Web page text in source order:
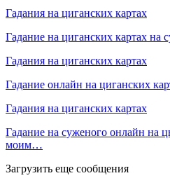
Гадания на циганских картах
Гадание на циганских картах на
Гадания на циганских картах
Гадание онлайн на циганских
Гадания на циганских картах
Гадание на суженого онлайн на
моим…
Загрузить еще сообщения